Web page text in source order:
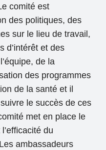
comité est
des politiques, des
sur le lieu de travail,
d’intérêt et des
de la
des programmes
de la santé et il
le succès de ces
met en place le
du
ambassadeurs